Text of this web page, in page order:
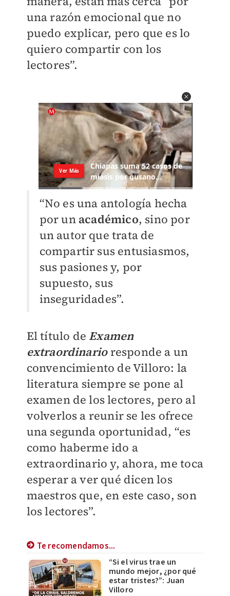
una razón emocional que no
puedo explicar, pero que es lo
quiero compartir con los
lectores”.
“No es una antología hecha
por un académico, sino por
un autor que trata de
compartir sus entusiasmos,
sus pasiones y, por
supuesto, sus
inseguridades”.
El título de Examen
extraordinarioresponde a un
convencimiento de Villoro: la
literatura siempre se pone al
examen de los lectores, pero al
volverlos a reunir se les ofrece
una segunda oportunidad, “es
como haberme ido a
extraordinario y, ahora, me toca
esperar a ver qué dicen los
maestros que, en este caso, son
los lectores”.
Te recomendamos...
“Si el virus trae un
mundo mejor, ¿por qué
estar tristes?”: Juan
Villoro